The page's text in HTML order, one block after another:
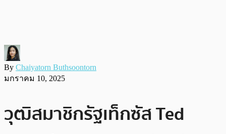
By Chaiyatorn Buthsoontorn
มกราคม 10, 2025
วุฒิสมาชิกรัฐเท็กซัส Ted